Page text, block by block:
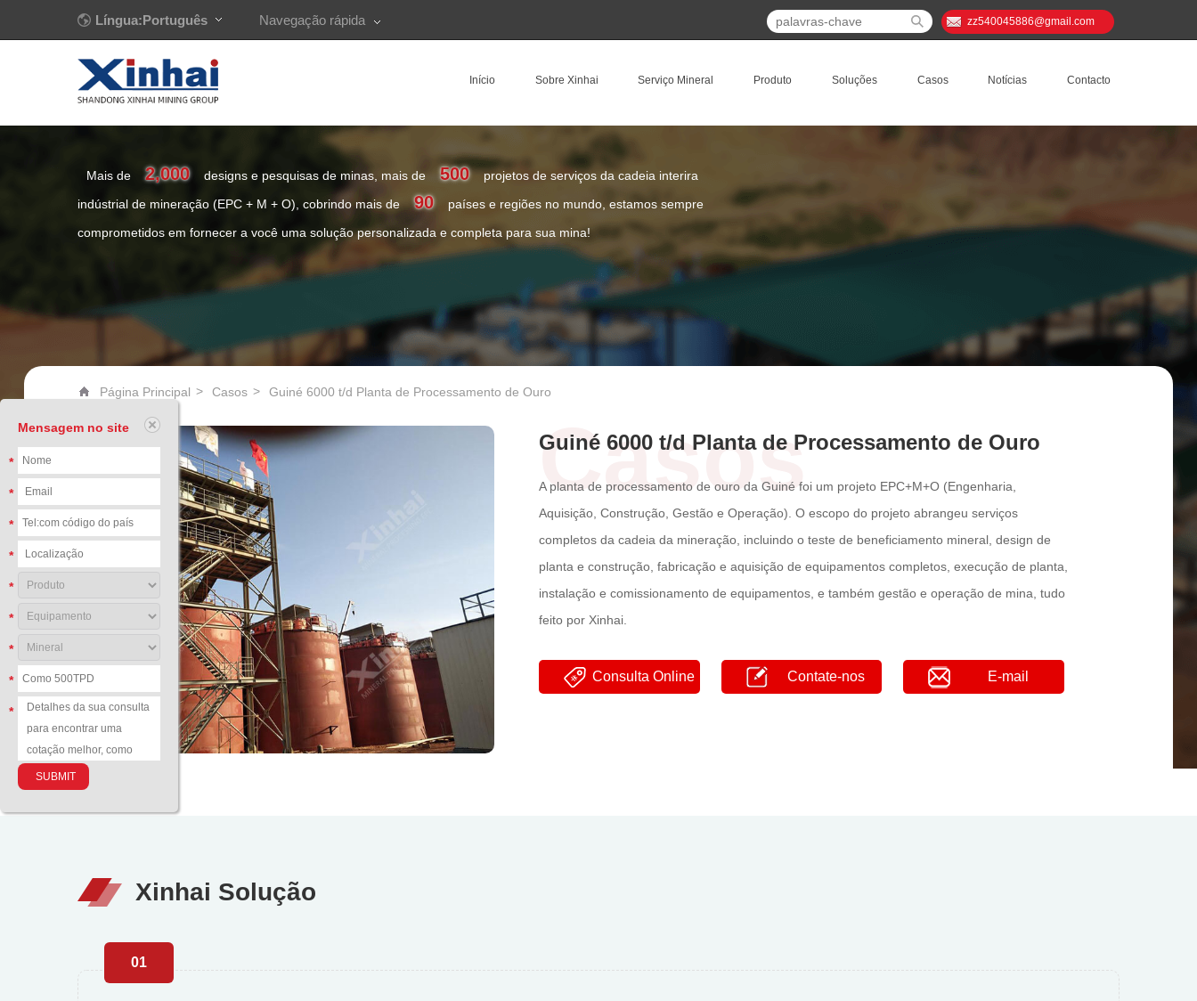
Língua:Português Navegação rápida zz540045886@gmail.com
Contacto
Notícias
Casos
Soluções
Produto
Serviço Mineral
Sobre Xinhai
Início
Mais de 2,000 designs e pesquisas de minas, mais de 500
projetos de serviços da cadeia interira
indústrial de mineração (EPC + M + O), cobrindo mais de
90
países e regiões no mundo, estamos sempre
comprometidos em fornecer a você uma solução personalizada e completa para sua mina!
Página Principal > Casos > Guiné 6000 t/d Planta de Processamento de Ouro
Casos
Guiné 6000 t/d Planta de Processamento de Ouro
A planta de processamento de ouro da Guiné foi um projeto EPC+M+O (Engenharia,
Aquisição, Construção, Gestão e Operação). O escopo do projeto abrangeu serviços
completos da cadeia da mineração, incluindo o teste de beneficiamento mineral, design de
planta e construção, fabricação e aquisição de equipamentos completos, execução de planta,
instalação e comissionamento de equipamentos, e também gestão e operação de mina, tudo
feito por Xinhai.
Consulta Online Contate-nos E-mail
Xinhai Solução
01
Mensagem no site
*
*
*
*
*
*
*
*
*